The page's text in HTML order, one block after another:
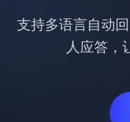
支持多语言自动
人应答，